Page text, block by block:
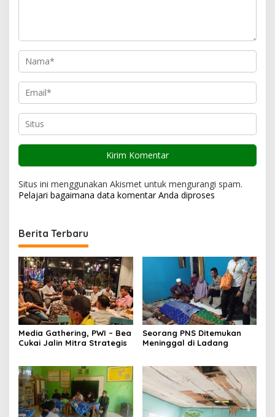
Situs ini menggunakan Akismet untuk mengurangi spam.
Pelajari bagaimana data komentar Anda diproses
Berita Terbaru
Media Gathering, PWI – Bea
Cukai Jalin Mitra Strategis
Seorang PNS Ditemukan
Meninggal di Ladang